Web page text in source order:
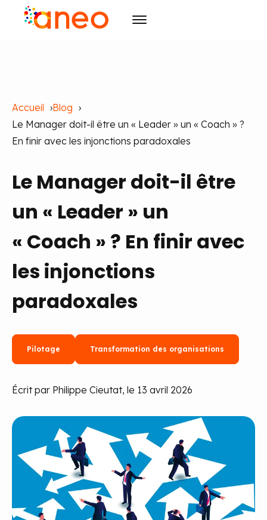
Intelligence Artificielle
Design
Agilité
Formation
Technologies avancées
ArmoniK
Qyma
Pilotage par la Valeur
R&D
Culture
Raison d'être
Initiatives
Blog
Cas clients
Évènements
Actualités
Contact
Accueil
Blog
Le Manager doit-il être un « Leader » un « Coach » ?
En finir avec les injonctions paradoxales
Le Manager doit-il être
un « Leader » un
« Coach » ? En finir avec
les injonctions
paradoxales
Pilotage Transformation des organisations
Écrit par Philippe Cieutat, le 13 avril 2026